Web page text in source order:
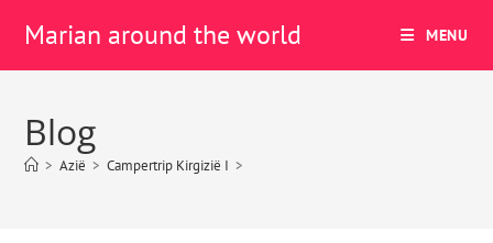
Marian around the world MENU
Blog
> Azië > Campertrip Kirgizië I >